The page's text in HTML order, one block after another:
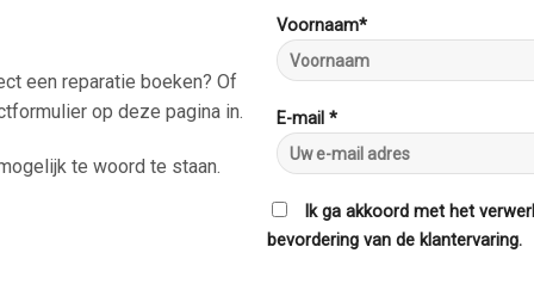
een reparatie boeken? Of
op deze pagina in.
te woord te staan.
Voornaam*
E-mail *
Ik ga akkoord met het
bevordering van de klantervaring.